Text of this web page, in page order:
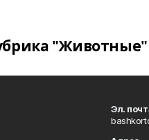
"Животные"
Эл.